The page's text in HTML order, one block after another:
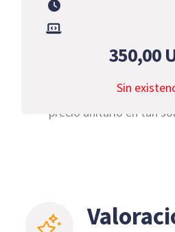
350,00
Sin
Inicio
Experto de ISO 37001:2016
37001:2016 para 2
precio unitario en tan